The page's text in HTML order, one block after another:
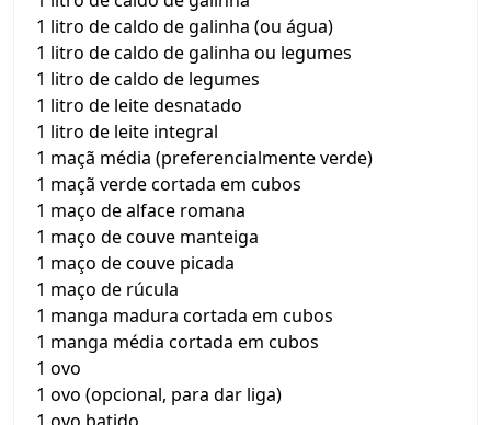
1 litro de caldo de galinha (ou água)
1 litro de caldo de galinha ou legumes
1 litro de caldo de legumes
1 litro de leite desnatado
1 litro de leite integral
1 maçã média (preferencialmente verde)
1 maçã verde cortada em cubos
1 maço de alface romana
1 maço de couve manteiga
1 maço de couve picada
1 maço de rúcula
1 manga madura cortada em cubos
1 manga média cortada em cubos
1 ovo
1 ovo (opcional, para dar liga)